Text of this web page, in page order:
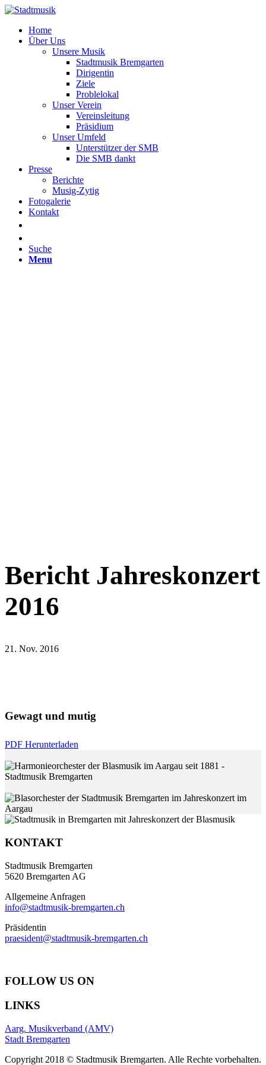
Home
Über Uns
Unsere Musik
Stadtmusik Bremgarten
Dirigentin
Ziele
Problelokal
Unser Verein
Vereinsleitung
Präsidium
Unser Umfeld
Unterstützer der SMB
Die SMB dankt
Presse
Berichte
Musig-Zytig
Fotogalerie
Kontakt
Suche
Menu
Bericht Jahreskonzert
2016
21. Nov. 2016
Gewagt und mutig
PDF Herunterladen
KONTAKT
Stadtmusik Bremgarten
5620 Bremgarten AG
Allgemeine Anfragen
info@stadtmusik-bremgarten.ch
Präsidentin
praesident@stadtmusik-bremgarten.ch
FOLLOW US ON
LINKS
Aarg. Musikverband (AMV)
Stadt Bremgarten
Copyright 2018 © Stadtmusik Bremgarten. Alle Rechte vorbehalten.